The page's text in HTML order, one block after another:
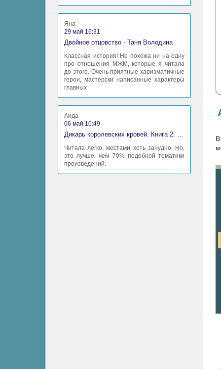
Яна
29 май 16:31
Двойное отцовство - Таня Володина
Классная история! Не похожа ни на одну
про отношения МЖМ, которые я читала
до этого. Очень приятные харизматичные
герои, мастерски написанные характеры
главных
Аида
06 май 10:49
Дикарь королевских кровей. Книга 2. Леди-фаворитка - Анна Сергеевна Гаврилова
Читала легко, местами хоть занудно. Но,
это лучше, чем 70% подобной тематики
произведений.